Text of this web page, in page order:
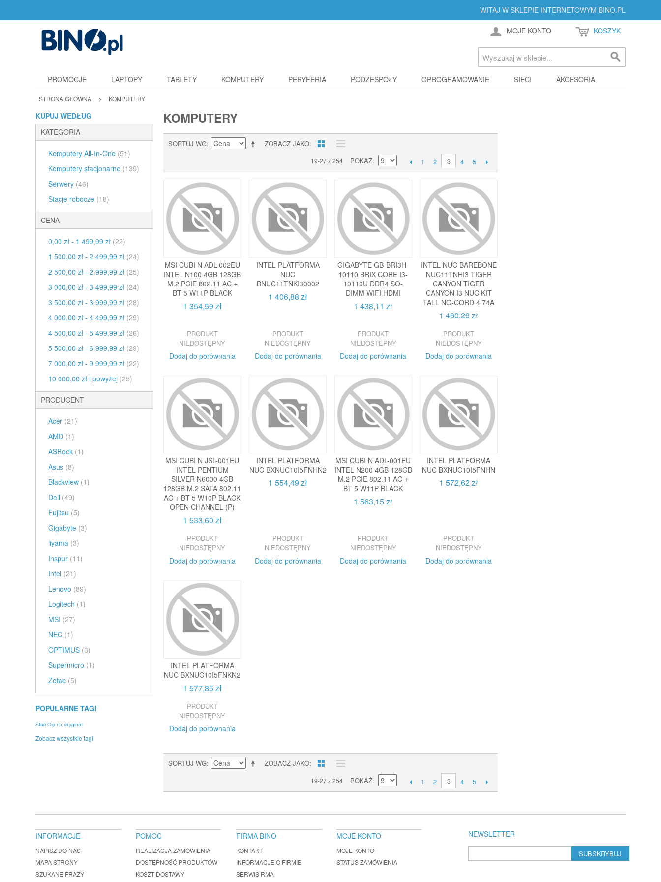
WITAJ W SKLEPIE INTERNETOWYM BINO.PL
MOJE KONTO KOSZYK
PROMOCJE LAPTOPY TABLETY KOMPUTERY PERYFERIA PODZESPOŁY OPROGRAMOWANIE SIECI AKCESORIA
STRONA GŁÓWNA > KOMPUTERY
KUPUJ WEDŁUG
KATEGORIA
Komputery All-In-One (51)
Komputery stacjonarne (139)
Serwery (46)
Stacje robocze (18)
CENA
0,00 zł - 1 499,99 zł (22)
1 500,00 zł - 2 499,99 zł (24)
2 500,00 zł - 2 999,99 zł (25)
3 000,00 zł - 3 499,99 zł (24)
3 500,00 zł - 3 999,99 zł (28)
4 000,00 zł - 4 499,99 zł (29)
4 500,00 zł - 5 499,99 zł (26)
5 500,00 zł - 6 999,99 zł (29)
7 000,00 zł - 9 999,99 zł (22)
10 000,00 zł i powyżej (25)
PRODUCENT
Acer (21)
AMD (1)
ASRock (1)
Asus (8)
Blackview (1)
Dell (49)
Fujitsu (5)
Gigabyte (3)
iiyama (3)
Inspur (11)
Intel (21)
Lenovo (89)
Logitech (1)
MSI (27)
NEC (1)
OPTIMUS (6)
Supermicro (1)
Zotac (5)
KOMPUTERY
ZOBACZ JAKO
SORTUJ WG
19-27 z 254 POKAŻ 1 2 3 4 5
MSI CUBI N ADL-002EU
INTEL N100 4GB 128GB
M.2 PCIE 802.11 AC +
BT 5 W11P BLACK
1 354,59 zł
PRODUKT
NIEDOSTĘPNY
Dodaj do porównania
INTEL PLATFORMA
NUC
BNUC11TNKI30002
1 406,88 zł
PRODUKT
NIEDOSTĘPNY
Dodaj do porównania
GIGABYTE GB-BRI3H-
10110 BRIX CORE I3-
10110U DDR4 SO-
DIMM WIFI HDMI
1 438,11 zł
PRODUKT
NIEDOSTĘPNY
Dodaj do porównania
INTEL NUC BAREBONE
NUC11TNHI3 TIGER
CANYON TIGER
CANYON I3 NUC KIT
TALL NO-CORD 4,74A
1 460,26 zł
PRODUKT
NIEDOSTĘPNY
Dodaj do porównania
MSI CUBI N JSL-001EU
INTEL PENTIUM
SILVER N6000 4GB
128GB M.2 SATA 802.11
AC + BT 5 W10P BLACK
OPEN CHANNEL (P)
1 533,60 zł
PRODUKT
NIEDOSTĘPNY
Dodaj do porównania
INTEL PLATFORMA
NUC BXNUC10I5FNHN2
1 554,49 zł
PRODUKT
NIEDOSTĘPNY
Dodaj do porównania
MSI CUBI N ADL-001EU
INTEL N200 4GB 128GB
M.2 PCIE 802.11 AC +
BT 5 W11P BLACK
1 563,15 zł
PRODUKT
NIEDOSTĘPNY
Dodaj do porównania
INTEL PLATFORMA
NUC BXNUC10I5FNHN
1 572,62 zł
PRODUKT
NIEDOSTĘPNY
Dodaj do porównania
INTEL PLATFORMA
NUC BXNUC10I5FNKN2
1 577,85 zł
PRODUKT
NIEDOSTĘPNY
Dodaj do porównania
ZOBACZ JAKO
SORTUJ WG
19-27 z 254 POKAŻ 1 2 3 4 5
POPULARNE TAGI
Stać Cię na oryginał
Zobacz wszystkie tagi
NEWSLETTER
SUBSKRYBUJ
INFORMACJE
NAPISZ DO NAS
MAPA STRONY
SZUKANE FRAZY
POMOC
REALIZACJA ZAMÓWIENIA
DOSTĘPNOŚĆ PRODUKTÓW
KOSZT DOSTAWY
FIRMA BINO
KONTAKT
INFORMACJE O FIRMIE
SERWIS RMA
MOJE KONTO
MOJE KONTO
STATUS ZAMÓWIENIA